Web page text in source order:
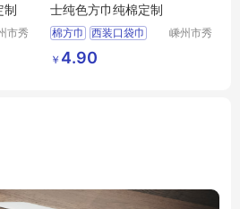
制
市秀
士纯色方巾纯棉定制
棉方巾
西装口袋巾
小方巾 纯色方巾定制
手帕
嵊州市秀
￥ 4.90